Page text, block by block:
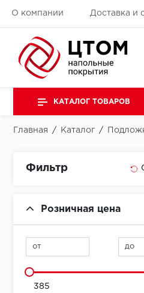
О компании Доставка и
КАТАЛОГ ТОВАРОВ
Главная / Каталог /
Фильтр
Розничная цена
от до
385